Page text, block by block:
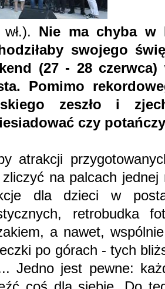
Nie ma chyba w
swojego
(27 - 28
Pomimo
zeszło i
czy
atrakcji
zliczyć na palcach
dla dzieci w
retrobudka
a nawet,
po górach - tych
Jedno jest pewne: